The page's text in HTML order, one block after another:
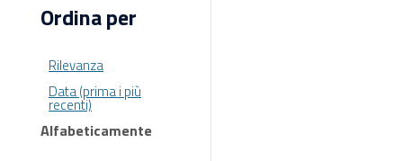
Ordina per
Rilevanza
Data (prima i più
recenti)
Alfabeticamente